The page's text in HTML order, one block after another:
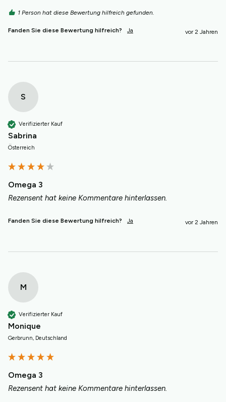
1 Person hat diese Bewertung hilfreich gefunden.
Fanden Sie diese Bewertung hilfreich? Ja vor 2 Jahren
S
Verifizierter Kauf
Sabrina
Österreich
Omega 3
Rezensent hat keine Kommentare hinterlassen.
Fanden Sie diese Bewertung hilfreich? Ja vor 2 Jahren
M
Verifizierter Kauf
Monique
Gerbrunn, Deutschland
Omega 3
Rezensent hat keine Kommentare hinterlassen.